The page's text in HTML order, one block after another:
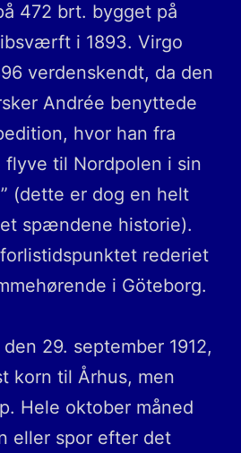
472 brt. bygget på
i 1893. Virgo
verdenskendt, da den
Andrée benyttede
hvor han fra
til Nordpolen i sin
(dette er dog en helt
spændene historie).
rederiet
i Göteborg.
29. september 1912,
korn til Århus, men
Hele oktober måned
eller spor efter det